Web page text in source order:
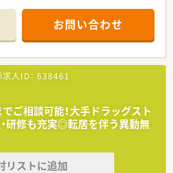
とで、地域にお住いの患者様に高度な医
。
テム」を採用しており、且つ処方箋の応
地内・病院門前・医療モール・CL門前）
にはお勧めもです。
ける事で給与があがる仕組みになっ
狙う事が出来ます。
処方薬の飲み方を遠隔指導する「オン
病院の「敷地内薬局」の推進、女性客の
ザインの一新。
ムが整っています！
お問い合わせ
人ID： 638461
でご相談可能！大手ドラッグスト
研修も充実◎転居を伴う異動無
リストに追加